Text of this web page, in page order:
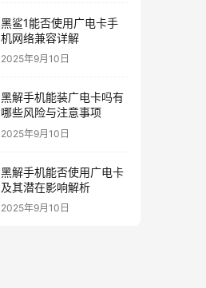
黑鲨1能否使用广电卡手
机网络兼容详解
2025年9月10日
黑解手机能装广电卡吗有
哪些风险与注意事项
2025年9月10日
黑解手机能否使用广电卡
及其潜在影响解析
2025年9月10日